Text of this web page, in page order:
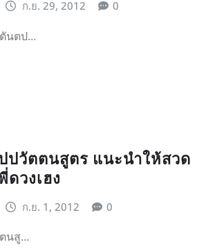
ก.ย. 29, 2012 0
นตป…
วัตตนสูตร แนะนำให้สวด
วงเฮง
ก.ย. 1, 2012 0
นสู…